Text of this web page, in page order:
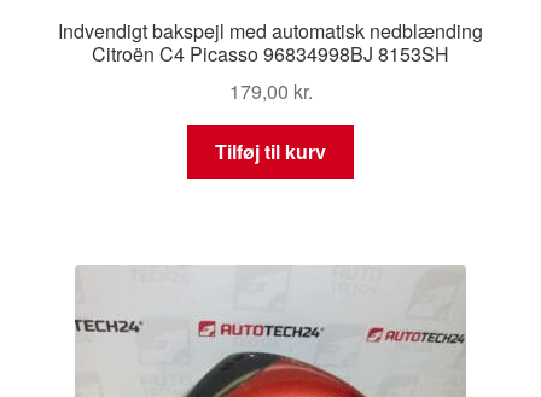
Indvendigt bakspejl med automatisk nedblænding
Citroën C4 Picasso 96834998BJ 8153SH
179,00 kr.
Tilføj til kurv